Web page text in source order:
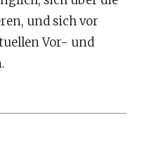
und sich vor
Vor- und